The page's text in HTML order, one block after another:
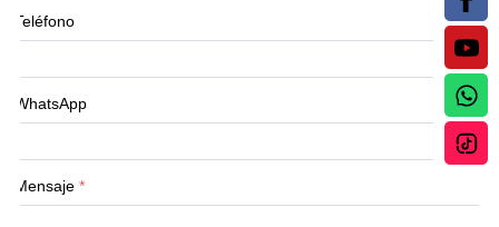
Teléfono
WhatsApp
Mensaje *